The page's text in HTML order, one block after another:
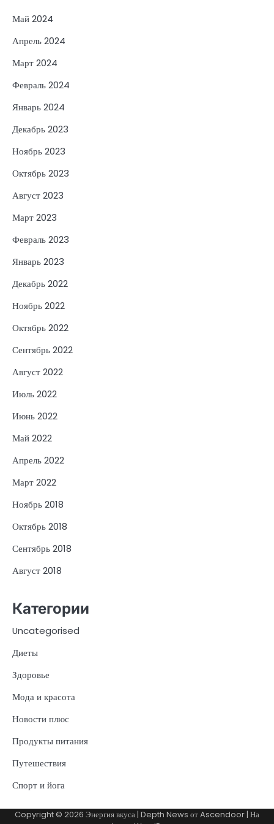
Май 2024
Апрель 2024
Март 2024
Февраль 2024
Январь 2024
Декабрь 2023
Ноябрь 2023
Октябрь 2023
Август 2023
Март 2023
Февраль 2023
Январь 2023
Декабрь 2022
Ноябрь 2022
Октябрь 2022
Сентябрь 2022
Август 2022
Июль 2022
Июнь 2022
Май 2022
Апрель 2022
Март 2022
Ноябрь 2018
Октябрь 2018
Сентябрь 2018
Август 2018
Категории
Uncategorised
Диеты
Здоровье
Мода и красота
Новости плюс
Продукты питания
Путешествия
Спорт и йога
Copyright © 2026 Энергия вкуса| Depth News отAscendoor| На